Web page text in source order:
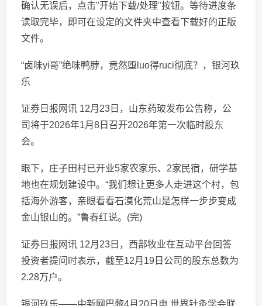
确认无误后，点击"开始下载/处理"按钮。等待进度条
读取完毕，即可在设定的文件夹中查看下载好的正版
文件。
“卤味yi哥”绝味鸭脖，竟然堕luo得ruci彻底？，银河玖
乐
证券日报网讯 12月23日，山东药玻发布公告称，公
司将于2026年1月8日召开2026年第一次临时股东
会。
眼下，庄子田村已开业5家农家乐、2家民宿，研学基
地也在规划建设中。“我们想让更多人走进这个村，包
括海外游客，亲眼看看石漠化荒山是怎样一步步变成
金山银山的。”鲁春红说。(完)
证券日报网讯 12月23日，西部牧业在互动平台回答
投资者提问时表示，截至12月19日公司的股东总数为
2.28万户。
银河玖乐——中新网巴黎4月20日电 世界针灸学会联